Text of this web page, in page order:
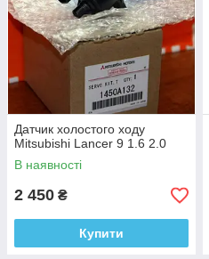
Датчик холостого ходу
Mitsubishi Lancer 9 1.6 2.0
В наявності
2 450 ₴
Купити